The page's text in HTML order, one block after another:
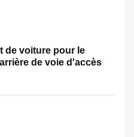
de voiture pour le
de voie d'accès